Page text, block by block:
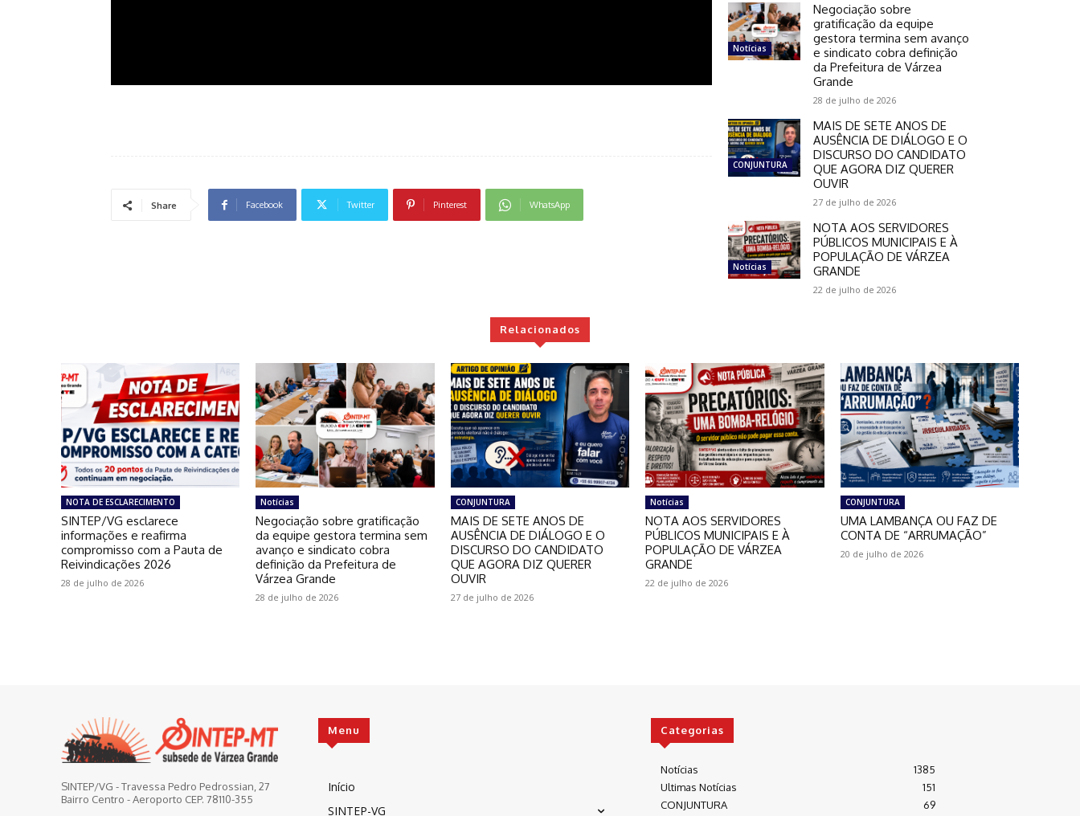
Share Facebook Twitter Pinterest WhatsApp
Notícias
Negociação sobre
gratificação da equipe
gestora termina sem avanço
e sindicato cobra definição
da Prefeitura de Várzea
Grande
28 de julho de 2026
CONJUNTURA
MAIS DE SETE ANOS DE
AUSÊNCIA DE DIÁLOGO E O
DISCURSO DO CANDIDATO
QUE AGORA DIZ QUERER
OUVIR
27 de julho de 2026
Notícias
NOTA AOS SERVIDORES
PÚBLICOS MUNICIPAIS E À
POPULAÇÃO DE VÁRZEA
GRANDE
22 de julho de 2026
Relacionados
NOTA DE ESCLARECIMENTO
SINTEP/VG esclarece
informações e reafirma
compromisso com a Pauta de
Reivindicações 2026
28 de julho de 2026
Notícias
Negociação sobre gratificação
da equipe gestora termina sem
avanço e sindicato cobra
definição da Prefeitura de
Várzea Grande
28 de julho de 2026
CONJUNTURA
MAIS DE SETE ANOS DE
AUSÊNCIA DE DIÁLOGO E O
DISCURSO DO CANDIDATO
QUE AGORA DIZ QUERER
OUVIR
27 de julho de 2026
Notícias
NOTA AOS SERVIDORES
PÚBLICOS MUNICIPAIS E À
POPULAÇÃO DE VÁRZEA
GRANDE
22 de julho de 2026
CONJUNTURA
UMA LAMBANÇA OU FAZ DE
CONTA DE “ARRUMAÇÃO”
20 de julho de 2026
SINTEP/VG - Travessa Pedro Pedrossian, 27
Bairro Centro - Aeroporto CEP. 78110-355
Menu
Início
SINTEP-VG
Categorias
Notícias
1385
Ultimas Notícias
151
CONJUNTURA
69